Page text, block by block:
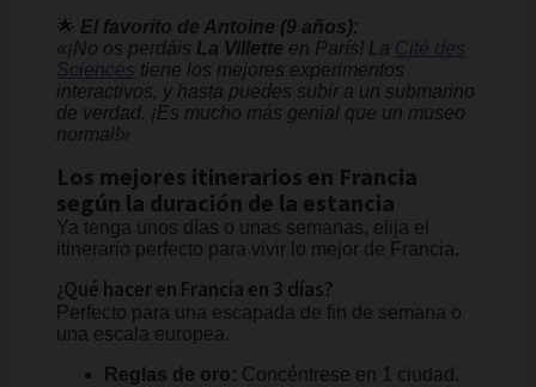
🌟 El favorito de Antoine (9 años):
«¡No os perdáis La Villette en París! La Cité des
Sciences tiene los mejores experimentos
interactivos, y hasta puedes subir a un submarino
de verdad. ¡Es mucho más genial que un museo
normal!»
Los mejores itinerarios en Francia
según la duración de la estancia
Ya tenga unos días o unas semanas, elija el
itinerario perfecto para vivir lo mejor de Francia.
¿Qué hacer en Francia en 3 días?
Perfecto para una escapada de fin de semana o
una escala europea.
Reglas de oro: Concéntrese en 1 ciudad.